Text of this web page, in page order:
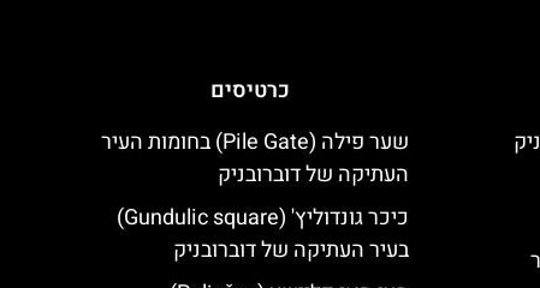
כרטיסים
שער פילה (Pile Gate) בחומות העיר
העתיקה של דוברובניק
כיכר גונדוליץ' (Gundulic square)
בעיר העתיקה של דוברובניק